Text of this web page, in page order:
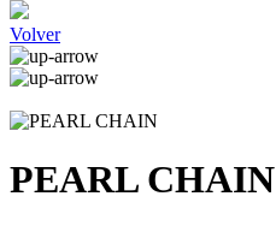
Volver
PEARL CHAIN